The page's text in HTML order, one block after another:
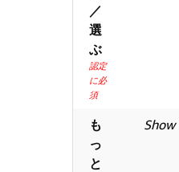
／
選
ぶ
認定
に必
須
も
っ
と